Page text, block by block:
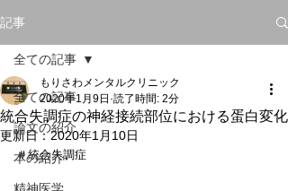
記事
全ての記事
論文の紹介
本の紹介
全ての記事
統合失調症の神経接続部位における蛋白変化
もりさわメンタルクリニック
2020年1月9日 読了時間: 2分
更新日：2020年1月10日
＃統合失調症